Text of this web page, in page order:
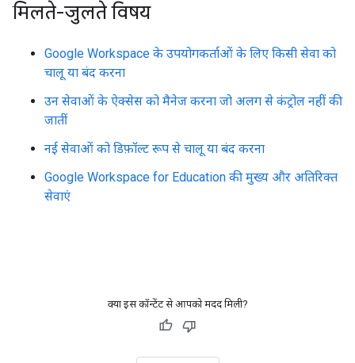
मिलते-जुलते विषय
Google Workspace के उपयोगकर्ताओं के लिए किसी सेवा को
चालू या बंद करना
उन सेवाओं के ऐक्सेस को मैनेज करना जो अलग से कंट्रोल नहीं की
जातीं
नई सेवाओं को डिफ़ॉल्ट रूप से चालू या बंद करना
Google Workspace for Education की मुख्य और अतिरिक्त
सेवाएं
क्या इस कॉन्टेंट से आपको मदद मिली?